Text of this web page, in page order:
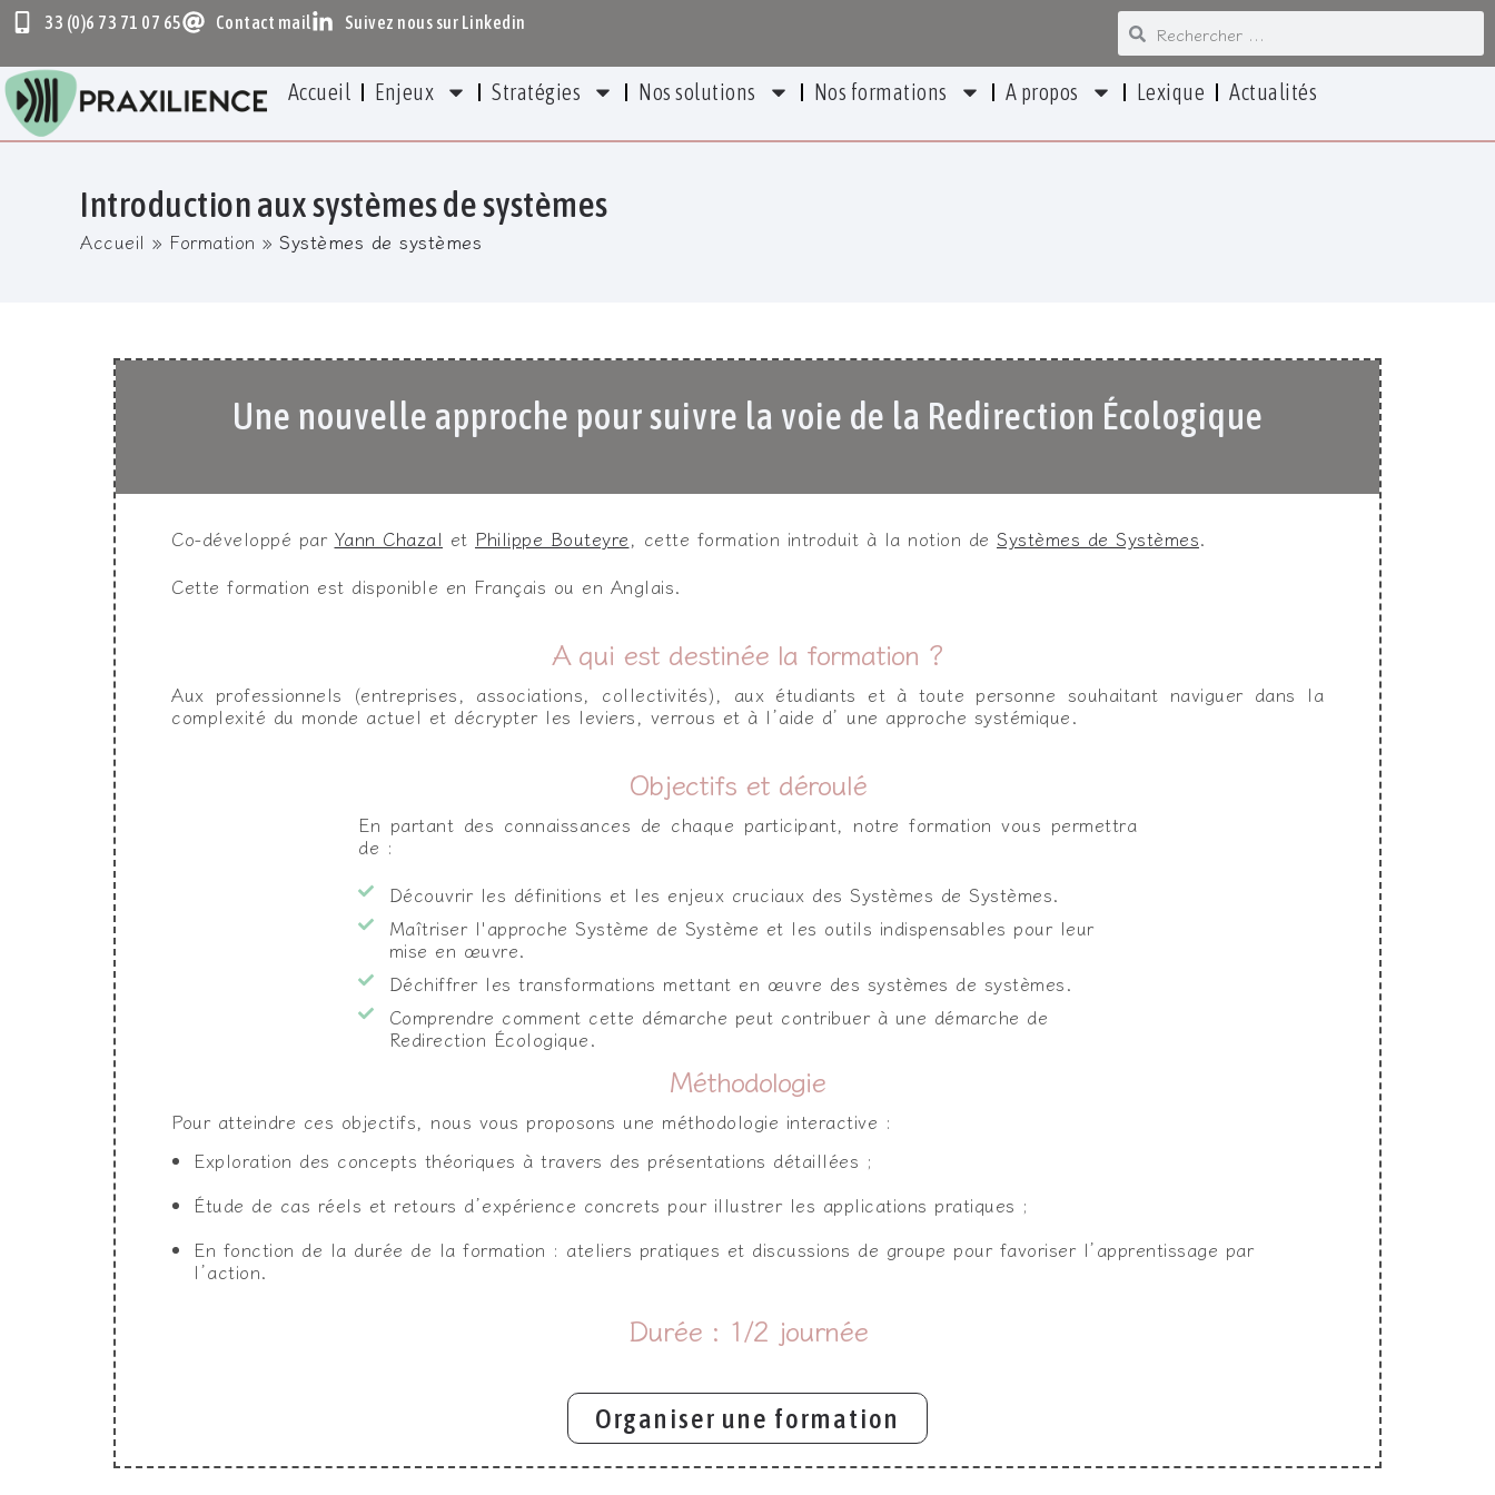
33 (0)6 73 71 07 65 Contact mail Suivez nous sur Linkedin
Accueil Enjeux Stratégies Nos solutions Nos formations A propos Lexique Actualités
Introduction aux systèmes de systèmes
Accueil » Formation » Systèmes de systèmes
Une nouvelle approche pour suivre la voie de la Redirection Écologique
Co-développé par Yann Chazal et Philippe Bouteyre, cette formation introduit à la notion de Systèmes de Systèmes.
Cette formation est disponible en Français ou en Anglais.
A qui est destinée la formation ?
Aux professionnels (entreprises, associations, collectivités), aux étudiants et à toute personne souhaitant naviguer dans la
complexité du monde actuel et décrypter les leviers, verrous et à l’aide d’ une approche systémique.
Objectifs et déroulé
En partant des connaissances de chaque participant, notre formation vous permettra
de :
Découvrir les définitions et les enjeux cruciaux des Systèmes de Systèmes.
Maîtriser l'approche Système de Système et les outils indispensables pour leur
mise en œuvre.
Déchiffrer les transformations mettant en œuvre des systèmes de systèmes.
Comprendre comment cette démarche peut contribuer à une démarche de
Redirection Écologique.
Méthodologie
Pour atteindre ces objectifs, nous vous proposons une méthodologie interactive :
Exploration des concepts théoriques à travers des présentations détaillées ;
Étude de cas réels et retours d’expérience concrets pour illustrer les applications pratiques ;
En fonction de la durée de la formation : ateliers pratiques et discussions de groupe pour favoriser l’apprentissage par
l’action.
Durée : 1/2 journée
Organiser une formation